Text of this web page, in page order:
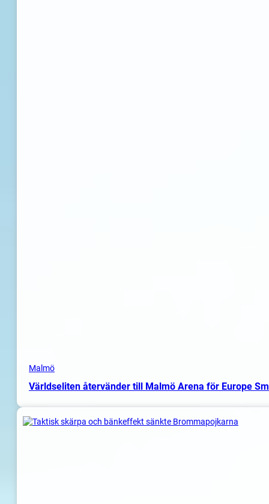
Malmö
Världseliten återvänder till Malmö Arena för Europe